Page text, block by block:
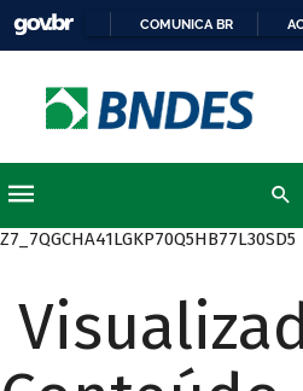
COMUNICA BR
Z7_7QGCHA41LGKP70Q5HB77L30SD5